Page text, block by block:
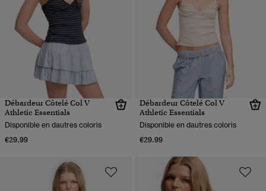
Débardeur Côtelé Col V
Athletic Essentials
Disponible en dautres coloris
€29.99
Débardeur Côtelé Col V
Athletic Essentials
Disponible en dautres coloris
€29.99